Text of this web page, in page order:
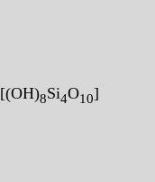
[(OH)8Si4O10]